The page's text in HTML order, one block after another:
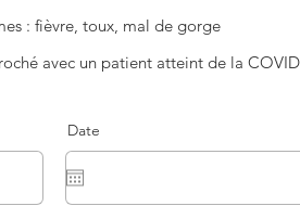
: fièvre, toux, mal de gorge
avec un patient atteint de la
Date